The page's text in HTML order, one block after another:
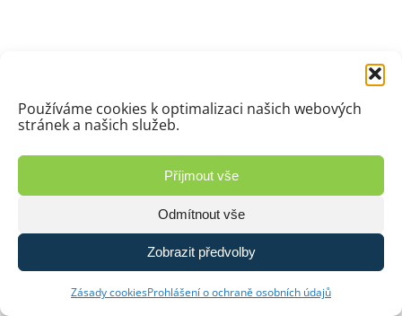
Používáme cookies k optimalizaci našich webových
stránek a našich služeb.
Příjmout vše
Odmítnout vše
Zobrazit předvolby
Zásady cookiesProhlášení o ochraně osobních údajů